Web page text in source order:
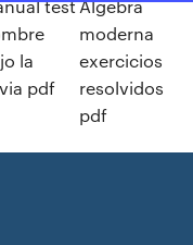
test
la
pdf
Algebra
moderna
exercicios
resolvidos
pdf